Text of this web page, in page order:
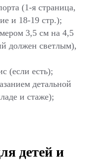
(1-я страница,
и 18-19 стр.);
3,5 см на 4,5
должен светлым),
(если есть);
детальной
и стаже);
детей и